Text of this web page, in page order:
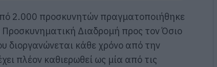
2.000 προσκυνητών πραγματοποιήθηκε
Διαδρομή προς τον Όσιο
διοργανώνεται κάθε χρόνο από την
πλέον καθιερωθεί ως μία από τις